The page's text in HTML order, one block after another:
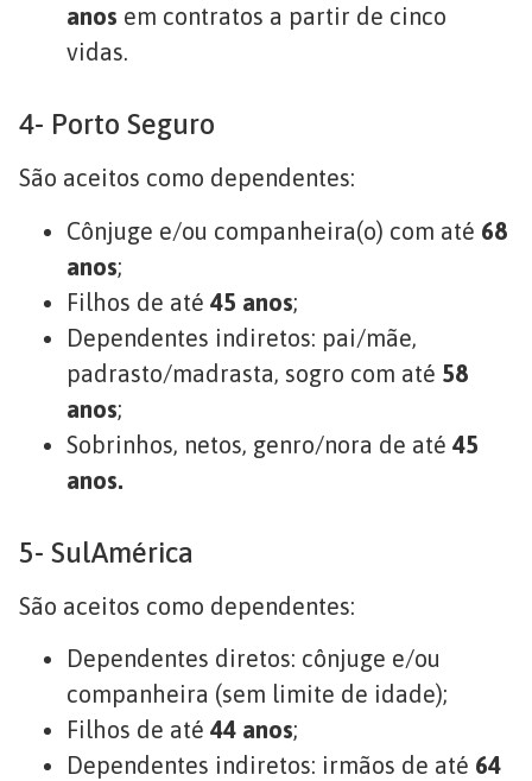
anos em contratos a partir de cinco
vidas.
4- Porto Seguro
São aceitos como dependentes:
Cônjuge e/ou companheira(o) com até 68
anos;
Filhos de até 45 anos;
Dependentes indiretos: pai/mãe,
padrasto/madrasta, sogro com até 58
anos;
Sobrinhos, netos, genro/nora de até 45
anos.
5- SulAmérica
São aceitos como dependentes:
Dependentes diretos: cônjuge e/ou
companheira (sem limite de idade);
Filhos de até 44 anos;
Dependentes indiretos: irmãos de até 64